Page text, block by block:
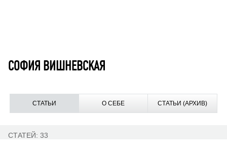
СОФИЯ ВИШНЕВСКАЯ
СТАТЬИ О СЕБЕ СТАТЬИ (АРХИВ)
СТАТЕЙ: 33